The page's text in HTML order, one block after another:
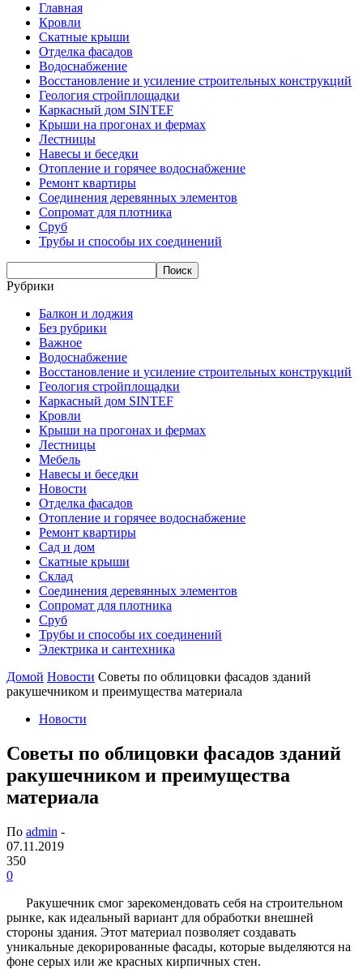
Главная
Кровли
Скатные крыши
Отделка фасадов
Водоснабжение
Восстановление и усиление строительных конструкций
Геология стройплощадки
Каркасный дом SINTEF
Крыши на прогонах и фермах
Лестницы
Навесы и беседки
Отопление и горячее водоснабжение
Ремонт квартиры
Соединения деревянных элементов
Сопромат для плотника
Сруб
Трубы и способы их соединений
Рубрики
Балкон и лоджия
Без рубрики
Важное
Водоснабжение
Восстановление и усиление строительных конструкций
Геология стройплощадки
Каркасный дом SINTEF
Кровли
Крыши на прогонах и фермах
Лестницы
Мебель
Навесы и беседки
Новости
Отделка фасадов
Отопление и горячее водоснабжение
Ремонт квартиры
Сад и дом
Скатные крыши
Склад
Соединения деревянных элементов
Сопромат для плотника
Сруб
Трубы и способы их соединений
Электрика и сантехника
Домой Новости Советы по облицовки фасадов зданий
ракушечником и преимущества материала
Новости
Советы по облицовки фасадов зданий
ракушечником и преимущества
материала
По admin -
07.11.2019
350
0
Ракушечник смог зарекомендовать себя на строительном
рынке, как идеальный вариант для обработки внешней
стороны здания. Этот материал позволяет создавать
уникальные декорированные фасады, которые выделяются на
фоне серых или же красных кирпичных стен.